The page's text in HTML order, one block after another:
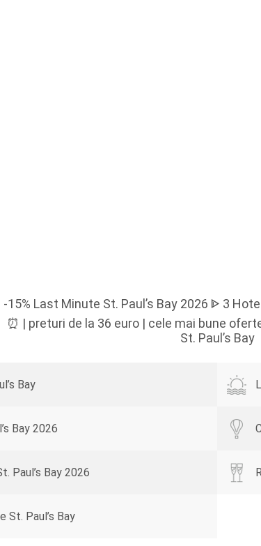
-15% Last Minute St. Paul’s Bay 2026 ᐈ 3
⏰ | preturi de la 36 euro | cele mai bune
St. Paul’s Bay
Bay
Bay 2026
Paul’s Bay 2026
St. Paul’s Bay